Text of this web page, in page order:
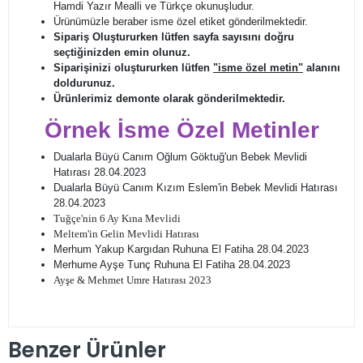
Hamdi Yazır Mealli ve Türkçe okunuşludur.
Ürünümüzle beraber isme özel etiket gönderilmektedir.
Sipariş Oluştururken lütfen sayfa sayısını doğru
seçtiğinizden emin olunuz.
Siparişinizi oluştururken lütfen "isme özel metin" alanını
doldurunuz.
Ürünlerimiz demonte olarak gönderilmektedir.
Örnek İsme Özel Metinler
Dualarla Büyü Canım Oğlum Göktuğ'un Bebek Mevlidi
Hatırası 28.04.2023
Dualarla Büyü Canım Kızım Eslem'in Bebek Mevlidi Hatırası
28.04.2023
Tuğçe'nin 6 Ay Kına Mevlidi
Meltem'in Gelin Mevlidi Hatırası
Merhum Yakup Kargıdan Ruhuna El Fatiha 28.04.2023
Merhume Ayşe Tunç Ruhuna El Fatiha 28.04.2023
Ayşe & Mehmet Umre Hatırası 2023
Benzer Ürünler